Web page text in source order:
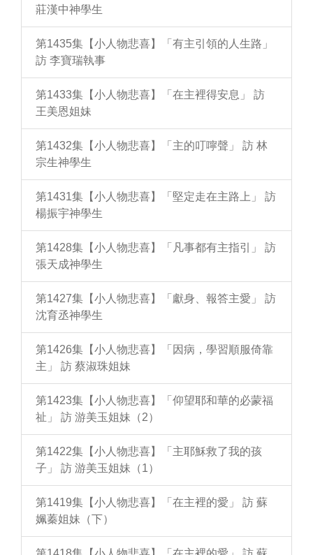
莊漢中神學生
第1435集【小人物悲喜】「有主引領的人生路」
訪 李寶瑞執事
第1433集【小人物悲喜】「在主裡得安息」 訪
王美恩姐妹
第1432集【小人物悲喜】「主的叮嚀聲」 訪 林
宗生神學生
第1431集【小人物悲喜】「堅定走在主路上」 訪
楊振宇神學生
第1428集【小人物悲喜】「凡事都有主指引」 訪
張天成神學生
第1427集【小人物悲喜】「獻身、報答主愛」 訪
沈育丞神學生
第1426集【小人物悲喜】「因病，學習順服倚靠
主」 訪 蔡淑珠姐妹
第1423集【小人物悲喜】「仰望耶和華的必蒙福
祉」 訪 游美玉姐妹（2）
第1422集【小人物悲喜】「主耶穌救了我的孩
子」 訪 游美玉姐妹（1）
第1419集【小人物悲喜】「在主裡的愛」 訪 蘇
姵蓁姐妹（下）